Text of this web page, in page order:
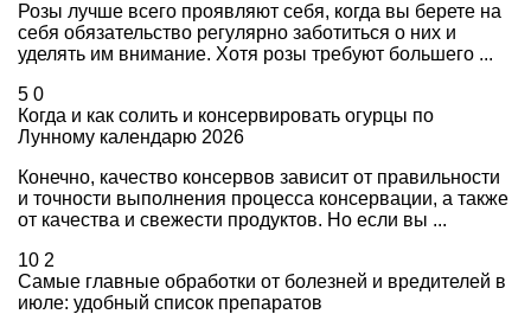
Розы лучше всего проявляют себя, когда вы берете на
себя обязательство регулярно заботиться о них и
уделять им внимание. Хотя розы требуют большего ...
5 0
Когда и как солить и консервировать огурцы по
Лунному календарю 2026
Конечно, качество консервов зависит от правильности
и точности выполнения процесса консервации, а также
от качества и свежести продуктов. Но если вы ...
10 2
Самые главные обработки от болезней и вредителей в
июле: удобный список препаратов